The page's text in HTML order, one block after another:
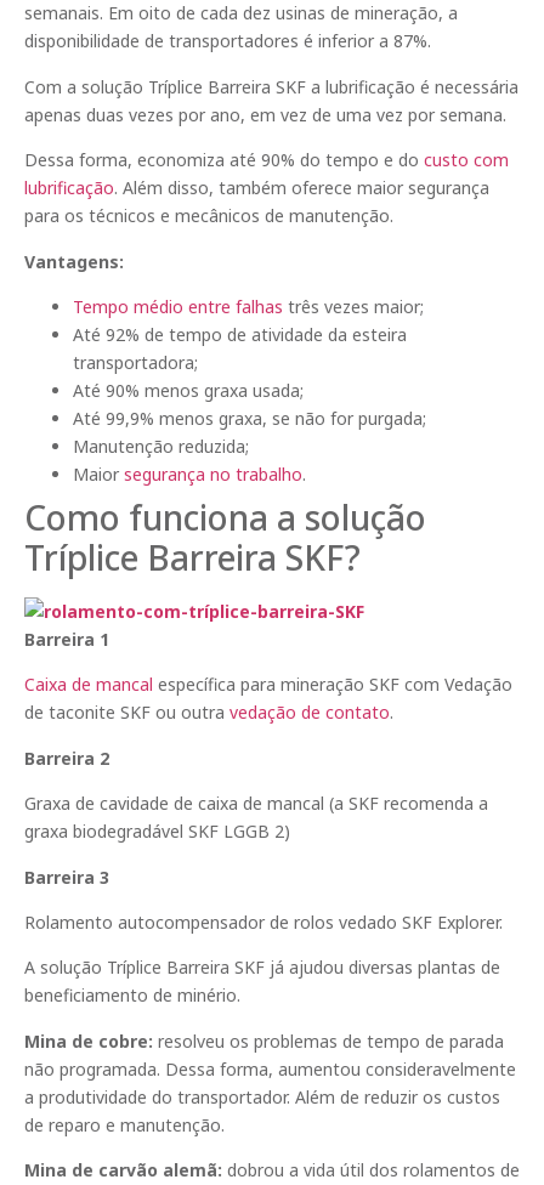
semanais. Em oito de cada dez usinas de mineração, a
disponibilidade de transportadores é inferior a 87%.
Com a solução Tríplice Barreira SKF a lubrificação é necessária
apenas duas vezes por ano, em vez de uma vez por semana.
Dessa forma, economiza até 90% do tempo e do custo com
lubrificação. Além disso, também oferece maior segurança
para os técnicos e mecânicos de manutenção.
Vantagens:
Tempo médio entre falhas três vezes maior;
Até 92% de tempo de atividade da esteira
transportadora;
Até 90% menos graxa usada;
Até 99,9% menos graxa, se não for purgada;
Manutenção reduzida;
Maior segurança no trabalho.
Como funciona a solução
Tríplice Barreira SKF?
Barreira 1
Caixa de mancal específica para mineração SKF com Vedação
de taconite SKF ou outra vedação de contato.
Barreira 2
Graxa de cavidade de caixa de mancal (a SKF recomenda a
graxa biodegradável SKF LGGB 2)
Barreira 3
Rolamento autocompensador de rolos vedado SKF Explorer.
A solução Tríplice Barreira SKF já ajudou diversas plantas de
beneficiamento de minério.
Mina de cobre: resolveu os problemas de tempo de parada
não programada. Dessa forma, aumentou consideravelmente
a produtividade do transportador. Além de reduzir os custos
de reparo e manutenção.
Mina de carvão alemã: dobrou a vida útil dos rolamentos de